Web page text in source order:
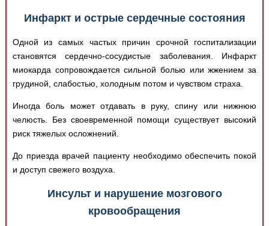
Инфаркт и острые сердечные состояния
Одной из самых частых причин срочной госпитализации
становятся сердечно-сосудистые заболевания. Инфаркт
миокарда сопровождается сильной болью или жжением за
грудиной, слабостью, холодным потом и чувством страха.
Иногда боль может отдавать в руку, спину или нижнюю
челюсть. Без своевременной помощи существует высокий
риск тяжелых осложнений.
До приезда врачей пациенту необходимо обеспечить покой
и доступ свежего воздуха.
Инсульт и нарушение мозгового
кровообращения